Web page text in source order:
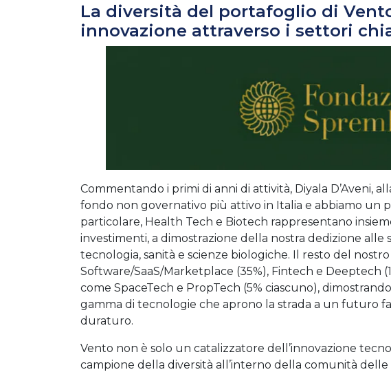
La diversità del portafoglio di
innovazione attraverso i settori
Commentando i primi di anni di attività, Diyala D’Aveni,
fondo non governativo più attivo in Italia e abbiamo un
particolare, Health Tech e Biotech rappresentano
investimenti, a dimostrazione della nostra dedizione alle
tecnologia, sanità e scienze biologiche. Il resto del
Software/SaaS/Marketplace (35%), Fintech e Deeptech
come SpaceTech e PropTech (5% ciascuno),
gamma di tecnologie che aprono la strada a un futuro
duraturo.
Vento non è solo un catalizzatore dell’innovazione
campione della diversità all’interno della comunità